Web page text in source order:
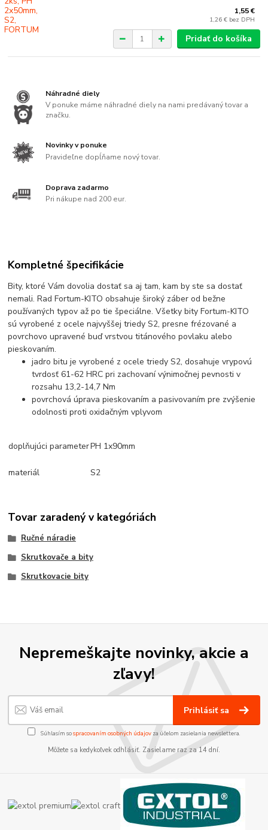
1,55 €
1,26 € bez DPH
Pridať do košíka
Náhradné diely
V ponuke máme náhradné diely na nami predávaný tovar a
značku.
Novinky v ponuke
Pravideľne dopĺňame nový tovar.
Doprava zadarmo
Pri nákupe nad 200 eur.
Kompletné špecifikácie
Bity, ktoré Vám dovolia dostať sa aj tam, kam by ste sa dostať
nemali. Rad Fortum-KITO obsahuje široký záber od bežne
používaných typov až po tie špeciálne. Všetky bity Fortum-KITO
sú vyrobené z ocele najvyššej triedy S2, presne frézované a
povrchovo upravené buď vrstvou titánového povlaku alebo
pieskovaním.
jadro bitu je vyrobené z ocele triedy S2, dosahuje vrypovú
tvrdosť 61-62 HRC pri zachovaní výnimočnej pevnosti v
rozsahu 13,2-14,7 Nm
povrchová úprava pieskovaním a pasivovaním pre zvýšenie
odolnosti proti oxidačným vplyvom
doplňujúci parameterPH 1x90mm
materiál S2
Tovar zaradený v kategóriách
Ručné náradie
Skrutkovače a bity
Skrutkovacie bity
Nepremeškajte novinky, akcie a
zľavy!
Prihlásiť sa
Súhlasím sospracovaním osobných údajov za účelom zasielania newslettera.
Môžete sa kedykoľvek odhlásiť. Zasielame raz za 14 dní.